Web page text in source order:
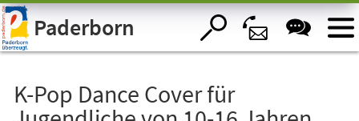
Visuelle
Assistenzsoftware
öffnen.Paderborn
K-Pop Dance Cover für